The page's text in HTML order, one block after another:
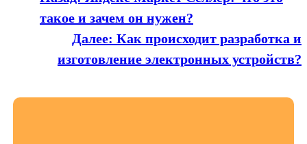
такое и зачем он нужен?
Далее: Как происходит разработка и
изготовление электронных устройств?